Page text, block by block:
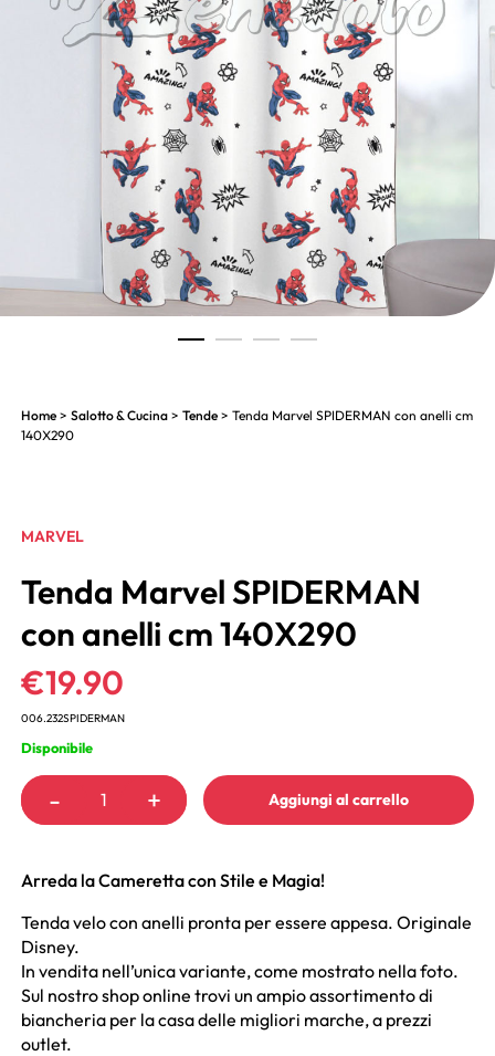
Home > Salotto & Cucina > Tende > Tenda Marvel SPIDERMAN con anelli cm
140X290
Arreda la Cameretta con Stile e Magia!
Tenda velo con anelli pronta per essere appesa. Originale
Disney.
In vendita nell’unica variante, come mostrato nella foto.
Sul nostro shop online trovi un ampio assortimento di
biancheria per la casa delle migliori marche, a prezzi
outlet.
MARVEL
Tenda Marvel SPIDERMAN
con anelli cm 140X290
€19.90
006.232SPIDERMAN
Disponibile
- + Aggiungi al carrello